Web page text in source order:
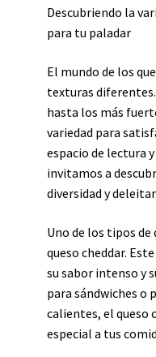
Descubriendo la
para tu paladar
El mundo de los
texturas diferentes.
hasta los más
variedad para
espacio de lectura
invitamos a
diversidad y
Uno de los tipos de
queso cheddar.
su sabor intenso y
para sándwiches o
calientes, el queso
especial a tus